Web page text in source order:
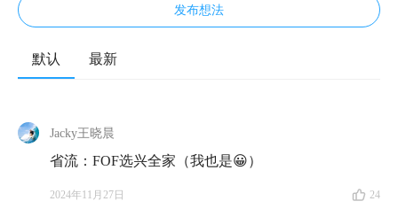
发布想法
默认 最新
Jacky王晓晨
省流：FOF选兴全家（我也是😀）
2024年11月27日 24